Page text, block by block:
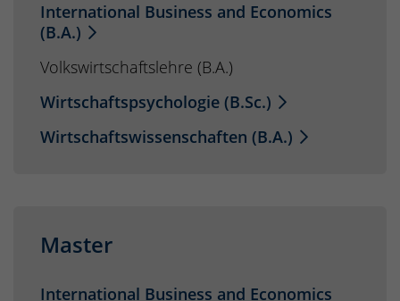
International Business and Economics
(B.A.)
Volkswirtschaftslehre (B.A.)
Wirtschaftspsychologie (B.Sc.)
Wirtschaftswissenschaften (B.A.)
Master
International Business and Economics